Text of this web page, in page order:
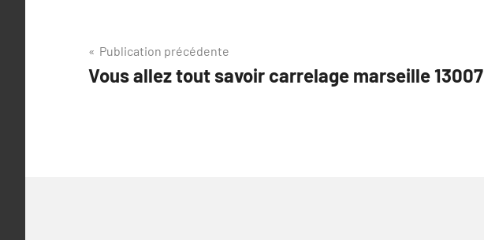
Navigation
de
Publication précédente
Vous allez tout savoir carrelage marseille 13007